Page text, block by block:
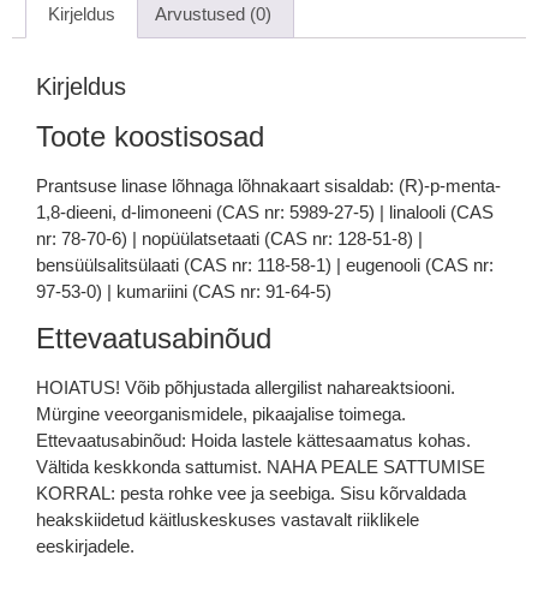
Kirjeldus Arvustused (0)
Kirjeldus
Toote koostisosad
Prantsuse linase lõhnaga lõhnakaart sisaldab: (R)-p-menta-
1,8-dieeni, d-limoneeni (CAS nr: 5989-27-5) | linalooli (CAS
nr: 78-70-6) | nopüülatsetaati (CAS nr: 128-51-8) |
bensüülsalitsülaati (CAS nr: 118-58-1) | eugenooli (CAS nr:
97-53-0) | kumariini (CAS nr: 91-64-5)
Ettevaatusabinõud
HOIATUS! Võib põhjustada allergilist nahareaktsiooni.
Mürgine veeorganismidele, pikaajalise toimega.
Ettevaatusabinõud: Hoida lastele kättesaamatus kohas.
Vältida keskkonda sattumist. NAHA PEALE SATTUMISE
KORRAL: pesta rohke vee ja seebiga. Sisu kõrvaldada
heakskiidetud käitluskeskuses vastavalt riiklikele
eeskirjadele.